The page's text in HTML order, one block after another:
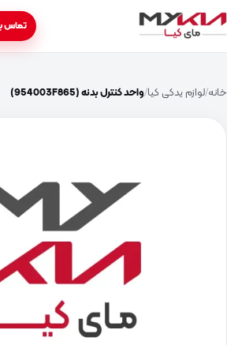
تماس
خانه لوازم یدکی کیا واحد کنترل بدنه (954003F865)